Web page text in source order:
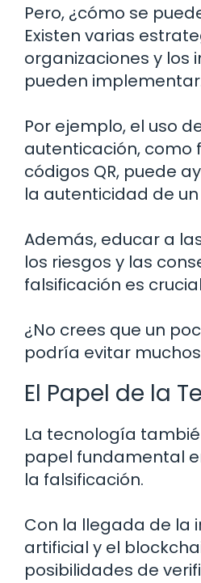
Pero, ¿cómo se
Existen varias
organizaciones y los
pueden
Por ejemplo, el uso
autenticación, como
códigos QR, puede
la autenticidad de
Además, educar a
los riesgos y las
falsificación es
¿No crees que un
podría evitar
El Papel de la
La tecnología
papel fundamental
la falsificación.
Con la llegada de la
artificial y el
posibilidades de